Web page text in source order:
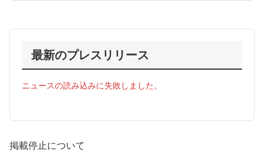
最新のプレスリリース
ニュースの読み込みに失敗しました。
掲載停止について